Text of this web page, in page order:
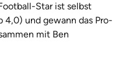
Star ist selbst
und gewann das Pro-
mit Ben